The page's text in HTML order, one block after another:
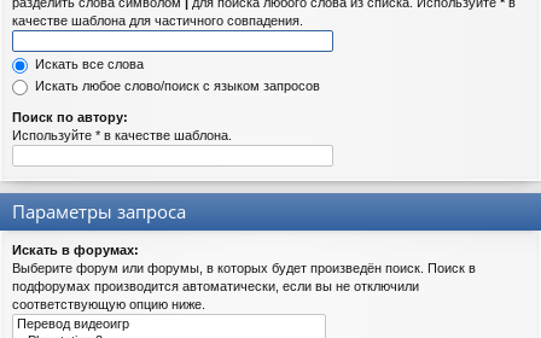
качестве шаблона для частичного совпадения.
Искать все слова
Искать любое слово/поиск с языком запросов
Поиск по автору:
Используйте * в качестве шаблона.
Параметры запроса
Искать в форумах:
Выберите форум или форумы, в которых будет произведён поиск. Поиск в
подфорумах производится автоматически, если вы не отключили
соответствующую опцию ниже.